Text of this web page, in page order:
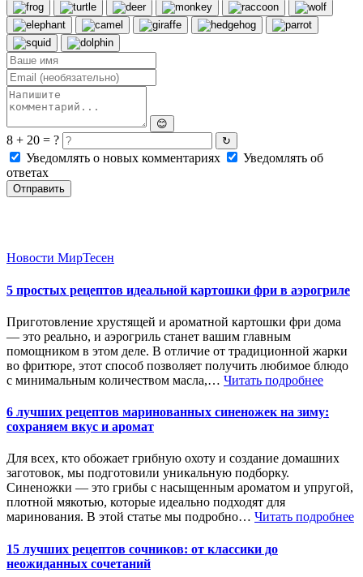
😊
8 + 20 = ? ↻
Уведомлять о новых комментариях
Уведомлять об
ответах
Отправить
Новости МирТесен
5 простых рецептов идеальной картошки фри в аэрогриле
Приготовление хрустящей и ароматной картошки фри дома
— это реально, и аэрогриль станет вашим главным
помощником в этом деле. В отличие от традиционной жарки
во фритюре, этот способ позволяет получить любимое блюдо
с минимальным количеством масла,… Читать подробнее
6 лучших рецептов маринованных синеножек на зиму:
сохраняем вкус и аромат
Для всех, кто обожает грибную охоту и создание домашних
заготовок, мы подготовили уникальную подборку.
Синеножки — это грибы с насыщенным ароматом и упругой,
плотной мякотью, которые идеально подходят для
маринования. В этой статье мы подробно… Читать подробнее
15 лучших рецептов сочников: от классики до
неожиданных сочетаний